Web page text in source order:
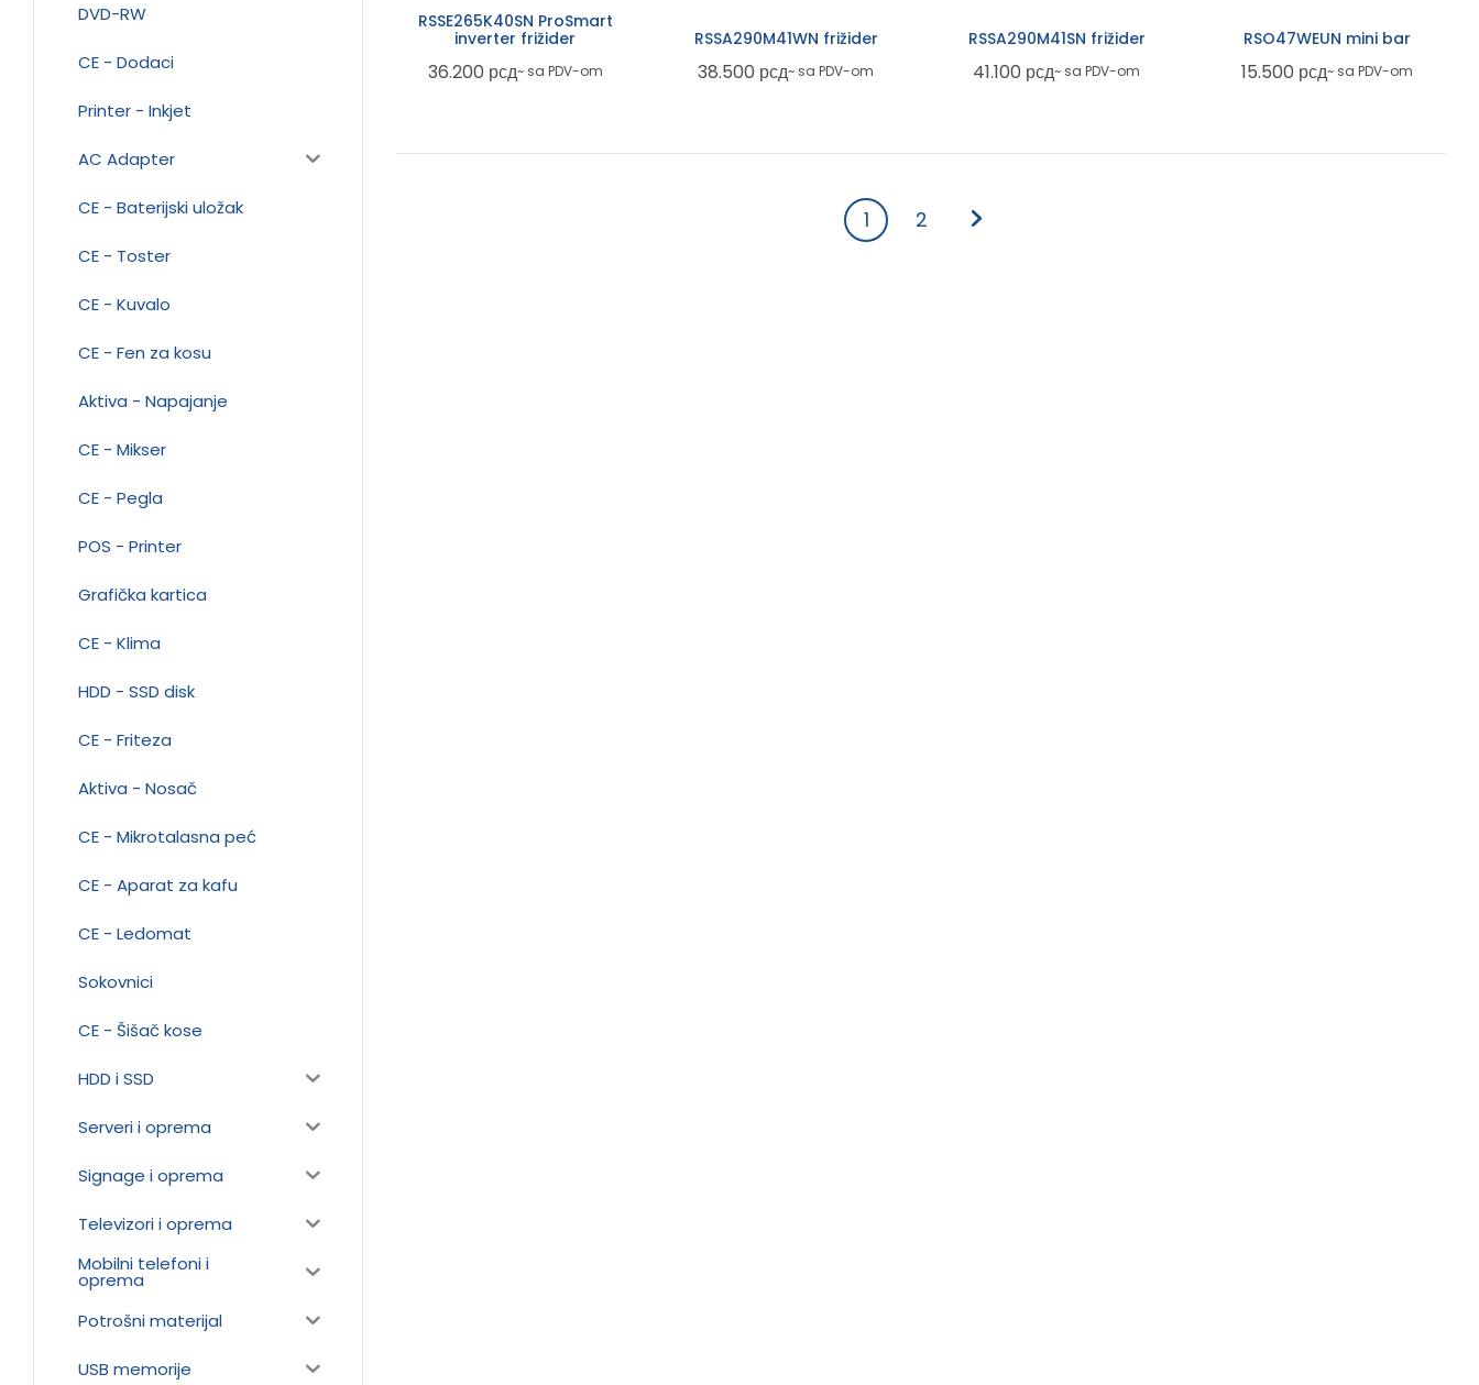
RSSE265K40SN ProSmart
inverter frižider
36.200 рсд~ sa PDV-om
RSSA290M41WN frižider
38.500 рсд~ sa PDV-om
RSSA290M41SN frižider
41.100 рсд~ sa PDV-om
RSO47WEUN mini bar
15.500 рсд~ sa PDV-om
1 2
DVD-RW
CE - Dodaci
Printer - Inkjet
AC Adapter
CE - Baterijski uložak
CE - Toster
CE - Kuvalo
CE - Fen za kosu
Aktiva - Napajanje
CE - Mikser
CE - Pegla
POS - Printer
Grafička kartica
CE - Klima
HDD - SSD disk
CE - Friteza
Aktiva - Nosač
CE - Mikrotalasna peć
CE - Aparat za kafu
CE - Ledomat
Sokovnici
CE - Šišač kose
HDD i SSD
Serveri i oprema
Signage i oprema
Televizori i oprema
Mobilni telefoni i
oprema
Potrošni materijal
USB memorije